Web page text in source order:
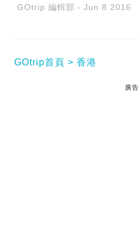
GOtrip 編輯部 Jun 8 2016
GOtrip首頁 香港
廣告